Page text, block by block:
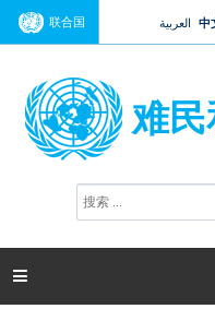
联合国 العربية 中
难
搜
索
